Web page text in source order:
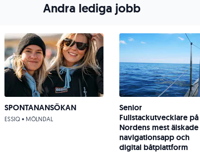
Andra lediga jobb
SPONTANANSÖKAN
ESSIQ • MÖLNDAL
Senior
Fullstackutvecklare på
Nordens mest älskade
navigationsapp och
digital båtplattform